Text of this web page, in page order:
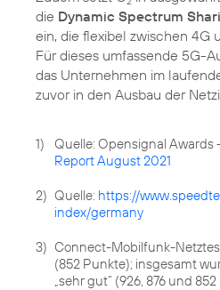
die Dynamic Spectrum
ein, die flexibel zwischen 4G
Für dieses umfassende 5G-
das Unternehmen im
zuvor in den Ausbau der
1) Quelle: Opensignal Awards
Report August 2021
2) Quelle: https://
index/germany
3) Connect-Mobilfunk-
(852 Punkte); insgesamt
„sehr gut“ (926, 876 und